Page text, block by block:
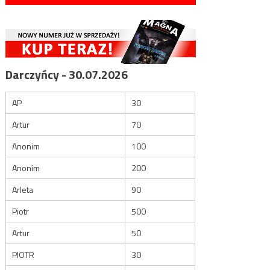
Darczyńcy - 30.07.2026
AP
30
Artur
70
Anonim
100
Anonim
200
Arleta
90
Piotr
500
Artur
50
PIOTR
30